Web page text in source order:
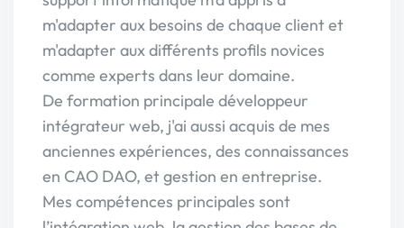
m'adapter aux besoins de chaque client et
m'adapter aux différents profils novices
comme experts dans leur domaine.
De formation principale développeur
intégrateur web, j'ai aussi acquis de mes
anciennes expériences, des connaissances
en CAO DAO, et gestion en entreprise.
Mes compétences principales sont